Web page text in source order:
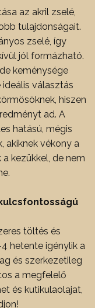
az akril zselé,
tulajdonságait.
zselé, így
jól formázható.
keménysége
választás
hiszen
ad. A
hatású, mégis
akiknek vékony a
kezükkel, de nem
töltés és
hetente igénylik a
és szerkezetileg
a megfelelő
és kutikulaolajat,